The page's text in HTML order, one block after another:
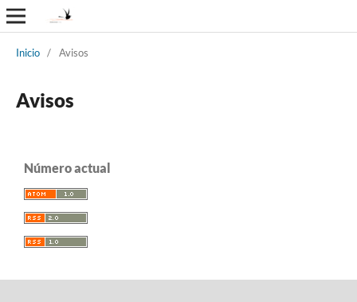
Inicio / Avisos
Avisos
Número actual